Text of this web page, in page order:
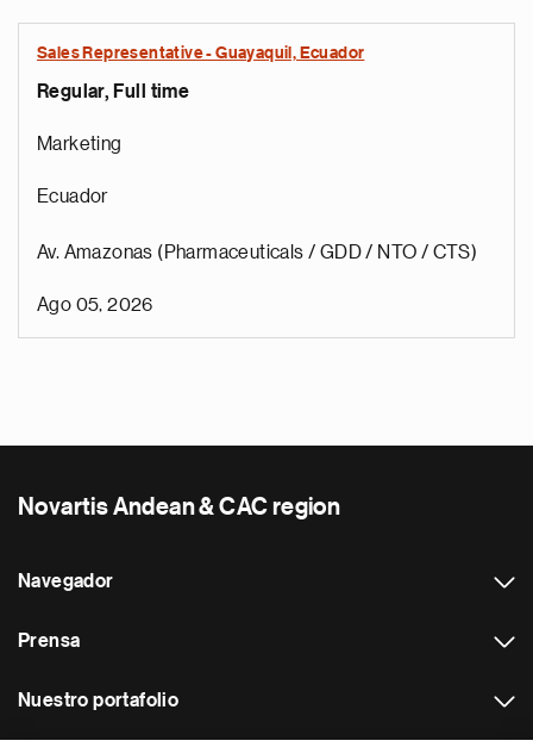
Sales Representative - Guayaquil, Ecuador
Regular, Full time
Marketing
Ecuador
Av. Amazonas (Pharmaceuticals / GDD / NTO / CTS)
Ago 05, 2026
Novartis Andean & CAC region
Navegador
Prensa
Nuestro portafolio